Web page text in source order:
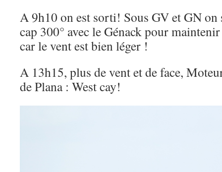
A 9h10 on est sorti! Sous GV et GN on
cap 300° avec le Génack pour
car le vent est bien léger !
A 13h15, plus de vent et de face,
de Plana : West cay!